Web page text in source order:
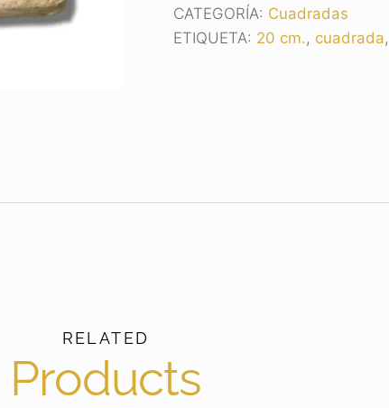
CATEGORÍA: Cuadradas
ETIQUETA: 20 cm., cuadrada
RELATED
Products